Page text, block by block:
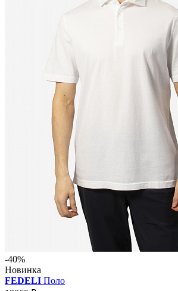
-40%
Новинка
FEDELI Поло